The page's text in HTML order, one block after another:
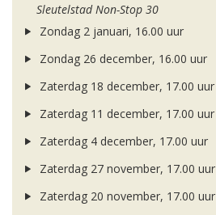
Sleutelstad Non-Stop 30
Zondag 2 januari, 16.00 uur
Zondag 26 december, 16.00 uur
Zaterdag 18 december, 17.00 uur
Zaterdag 11 december, 17.00 uur
Zaterdag 4 december, 17.00 uur
Zaterdag 27 november, 17.00 uur
Zaterdag 20 november, 17.00 uur